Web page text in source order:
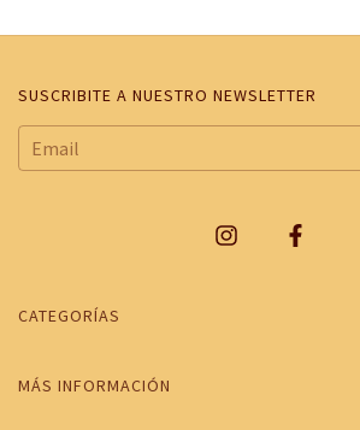
SUSCRIBITE A NUESTRO NEWSLETTER
CATEGORÍAS
MÁS INFORMACIÓN